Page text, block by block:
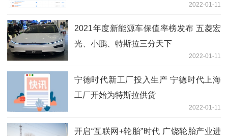
2022-01-11
2021年度新能源车保值率榜发布 五菱宏
光、小鹏、特斯拉三分天下
2022-01-11
宁德时代新工厂投入生产 宁德时代上海
工厂开始为特斯拉供货
2022-01-11
开启“互联网+轮胎”时代 广饶轮胎产业进